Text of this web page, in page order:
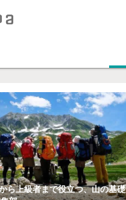
ガイドによる
ら上級者まで役立つ、山の基